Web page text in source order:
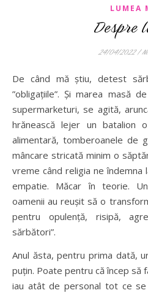
LUMEA
Despre
24/04/2022/
De când mă știu, detest sărbătorile. Urăsc agitația. Și
”obligațiile”. Și marea masă
supermarketuri, se agită,
hrănească lejer un batalion
alimentară, tomberoanele de
mâncare stricată minim o
vreme când religia ne
empatie. Măcar în teorie.
oamenii au reușit să o
pentru opulență, risipă,
sărbători”.
Anul ăsta, pentru prima dată,
puțin. Poate pentru că încep să
iau atât de personal tot ce se